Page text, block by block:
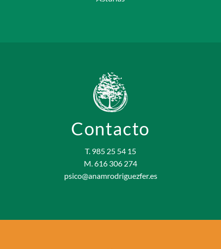
Contacto
T. 985 25 54 15
M. 616 306 274
psico@anamrodriguezfer.es